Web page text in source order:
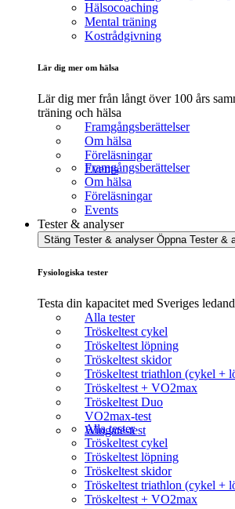
Hälsocoaching
Mental träning
Kostrådgivning
Lär dig mer om hälsa
Lär dig mer från långt över 100 års
träning och hälsa
Framgångsberättelser
Om hälsa
Föreläsningar
Events
Framgångsberättelser
Om hälsa
Föreläsningar
Events
Tester & analyser
Stäng Tester & analyser Öppna Tester &
Fysiologiska tester
Testa din kapacitet med Sveriges
Alla tester
Tröskeltest cykel
Tröskeltest löpning
Tröskeltest skidor
Tröskeltest triathlon (cykel +
Tröskeltest + VO2max
Tröskeltest Duo
VO2max-test
Wingate-test
Alla tester
Tröskeltest cykel
Tröskeltest löpning
Tröskeltest skidor
Tröskeltest triathlon (cykel +
Tröskeltest + VO2max